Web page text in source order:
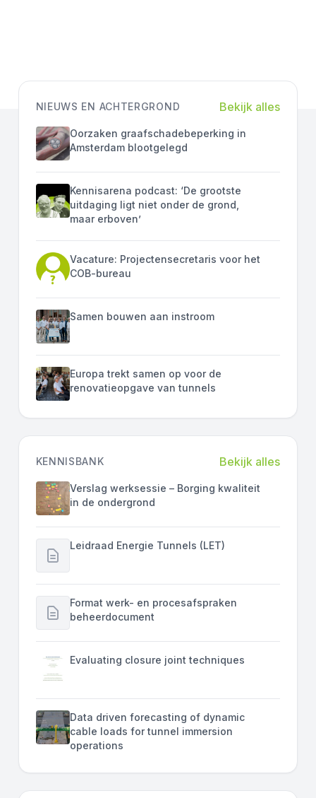
NIEUWS EN ACHTERGROND Bekijk alles
Oorzaken graafschadebeperking in
Amsterdam blootgelegd
Kennisarena podcast: ‘De grootste
uitdaging ligt niet onder de grond,
maar erboven’
Vacature: Projectensecretaris voor het
COB-bureau
Samen bouwen aan instroom
Europa trekt samen op voor de
renovatieopgave van tunnels
KENNISBANK Bekijk alles
Verslag werksessie – Borging kwaliteit
in de ondergrond
Leidraad Energie Tunnels (LET)
Format werk- en procesafspraken
beheerdocument
Evaluating closure joint techniques
Data driven forecasting of dynamic
cable loads for tunnel immersion
operations